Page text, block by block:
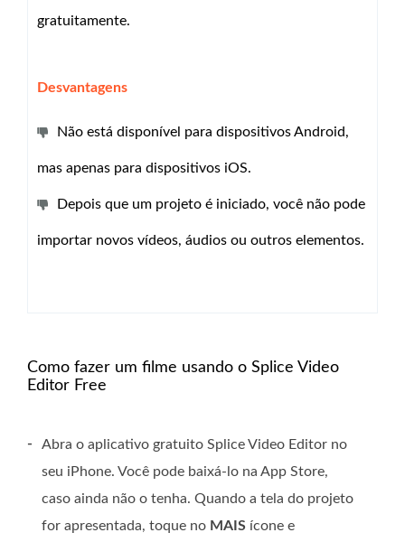
gratuitamente.
Desvantagens
Não está disponível para dispositivos Android,
mas apenas para dispositivos iOS.
Depois que um projeto é iniciado, você não pode
importar novos vídeos, áudios ou outros elementos.
Como fazer um filme usando o Splice Video
Editor Free
-
Abra o aplicativo gratuito Splice Video Editor no
seu iPhone. Você pode baixá-lo na App Store,
caso ainda não o tenha. Quando a tela do projeto
for apresentada, toque no MAIS ícone e